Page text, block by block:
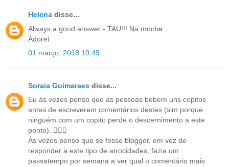
Helena disse...
Always a good answer - TAU!!! Na moche
Adorei
01 março, 2018 10:49
Soraia Guimaraes disse...
Eu às vezes penso que as pessoas bebem uns copitos
antes de escreverem comentários destes (sim porque
ninguém com um copito perde o descernimento a este
ponto). 🤦🏼‍♀️
Às vezes penso que se fosse blogger, em vez de
responder a este tipo de atrocidades, fazia um
passatempo por semana a ver qual o comentário mais